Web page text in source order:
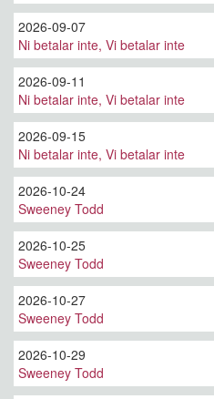
2026-09-07
Ni betalar inte, Vi betalar inte
2026-09-11
Ni betalar inte, Vi betalar inte
2026-09-15
Ni betalar inte, Vi betalar inte
2026-10-24
Sweeney Todd
2026-10-25
Sweeney Todd
2026-10-27
Sweeney Todd
2026-10-29
Sweeney Todd